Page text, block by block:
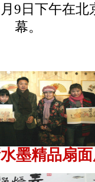
9日下午在北
幕。
墨精品扇